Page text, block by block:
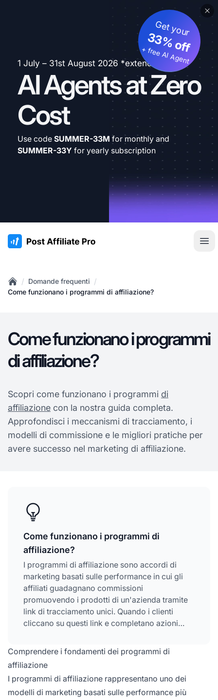
1 July – 31st August 2026 *extended
AI Agents at Zero
Cost
Get your
33% off
+ free AI Agent
Use code SUMMER-33M for monthly and
SUMMER-33Y for yearly subscription
:site.title
Home
/ Domande frequenti /
Come funzionano i programmi di affiliazione?
Come funzionano i programmi
di affiliazione?
Scopri come funzionano i programmi di
affiliazione con la nostra guida completa.
Approfondisci i meccanismi di tracciamento, i
modelli di commissione e le migliori pratiche per
avere successo nel marketing di affiliazione.
Come funzionano i programmi di
affiliazione?
I programmi di affiliazione sono accordi di
marketing basati sulle performance in cui gli
affiliati guadagnano commissioni
promuovendo i prodotti di un'azienda tramite
link di tracciamento unici. Quando i clienti
cliccano su questi link e completano azioni
ricevono una ricompensa, creando una
partnership vantaggiosa sia per i commercianti
che per i promotori.
Comprendere i fondamenti dei programmi di
affiliazione
I programmi di affiliazione rappresentano uno dei
modelli di marketing basati sulle performance più